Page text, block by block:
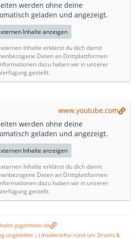
werden ohne deine
geladen und angezeigt.
Inhalte anzeigen
Inhalte erklärst du dich damit
Daten an Drittplattformen
dazu haben wir in unserer
gestellt.
www.youtube.com
werden ohne deine
geladen und angezeigt.
Inhalte anzeigen
Inhalte erklärst du dich damit
Daten an Drittplattformen
dazu haben wir in unserer
gestellt.
jugenheim.de
ungeteilter ;-) Insiderinfos rund um Drums &